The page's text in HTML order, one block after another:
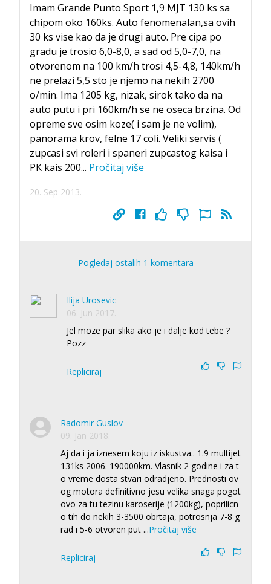
Imam Grande Punto Sport 1,9 MJT 130 ks sa
chipom oko 160ks. Auto fenomenalan,sa ovih
30 ks vise kao da je drugi auto. Pre cipa po
gradu je trosio 6,0-8,0, a sad od 5,0-7,0, na
otvorenom na 100 km/h trosi 4,5-4,8, 140km/h
ne prelazi 5,5 sto je njemo na nekih 2700
o/min. Ima 1205 kg, nizak, sirok tako da na
auto putu i pri 160km/h se ne oseca brzina. Od
opreme sve osim koze( i sam je ne volim),
panorama krov, felne 17 coli. Veliki servis (
zupcasi svi roleri i spaneri zupcastog kaisa i
PK kais 200... Pročitaj više
20. Sep 2013.
Pogledaj ostalih 1 komentara
Ilija Urosevic
06. Jun 2017.
Jel moze par slika ako je i dalje kod tebe ?
Pozz
Repliciraj
Radomir Guslov
09. Jan 2018.
Aj da i ja iznesem koju iz iskustva.. 1.9 multijet
131ks 2006. 190000km. Vlasnik 2 godine i za t
o vreme dosta stvari odradjeno. Prednosti ov
og motora definitivno jesu velika snaga pogot
ovo za tu tezinu karoserije (1200kg), poprilicn
o tih do nekih 3-3500 obrtaja, potrosnja 7-8 g
rad i 5-6 otvoren put ...Pročitaj više
Repliciraj